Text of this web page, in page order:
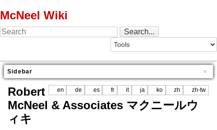
McNeel Wiki
Sidebar
en de es fr it ja ko zh zh-tw
Robert
McNeel & Associates マクニールウ
ィキ